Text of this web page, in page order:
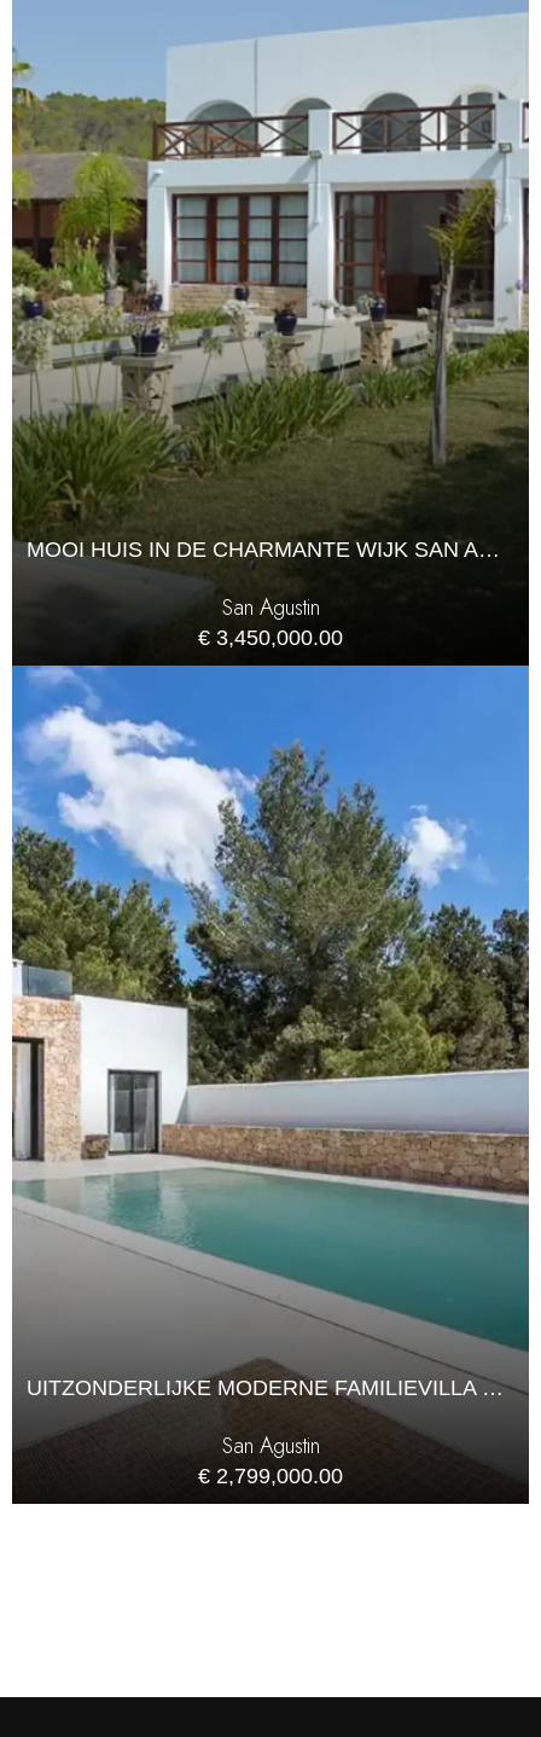
MOOI HUIS IN DE CHARMANTE WIJK SAN AGUSTIN MET EEN GROTE TUIN
San Agustin
€ 3,450,000.00
UITZONDERLIJKE MODERNE FAMILIEVILLA VLAKBIJ DE ZEE IN CALA DE BOU
San Agustin
€ 2,799,000.00